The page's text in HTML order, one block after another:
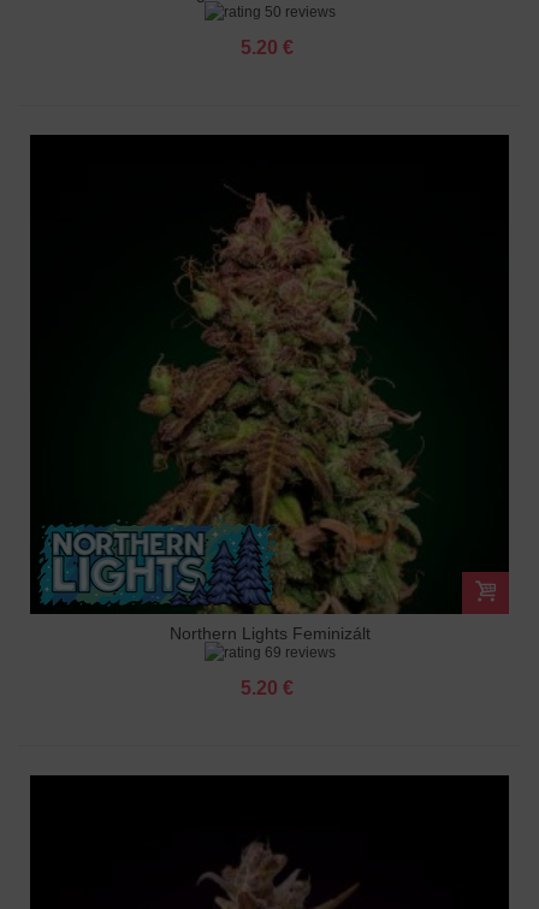
50 reviews
5.20 €
Northern Lights Feminizált
69 reviews
5.20 €